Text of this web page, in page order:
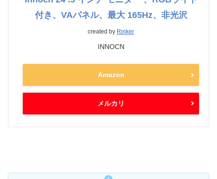
付き、VAパネル、最大 165Hz、非光沢
created by Rinker
INNOCN
Amazon
メルカリ